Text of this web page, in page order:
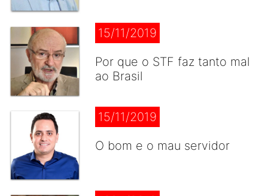
15/11/2019
Por que o STF faz tanto mal
ao Brasil
15/11/2019
O bom e o mau servidor